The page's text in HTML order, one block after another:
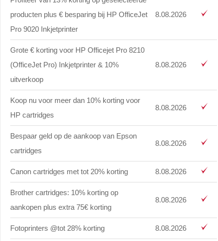
producten plus € besparing bij HP OfficeJet
Pro 9020 Inkjetprinter
8.08.2026
Grote € korting voor HP Officejet Pro 8210
(OfficeJet Pro) Inkjetprinter & 10%
uitverkoop
8.08.2026
Koop nu voor meer dan 10% korting voor
HP cartridges
8.08.2026
Bespaar geld op de aankoop van Epson
cartridges
8.08.2026
Canon cartridges met tot 20% korting 8.08.2026
Brother cartridges: 10% korting op
aankopen plus extra 75€ korting
8.08.2026
Fotoprinters @tot 28% korting 8.08.2026